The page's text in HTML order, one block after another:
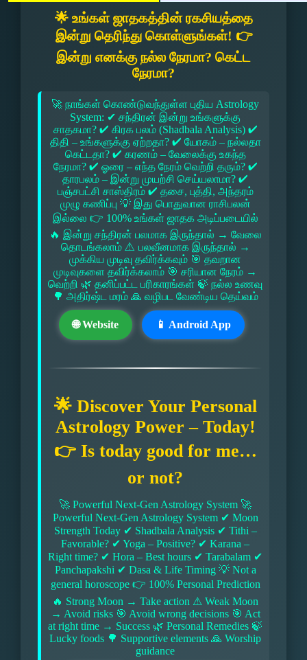
🌟 உங்கள் ஜாதகத்தின் ரகசியத்தை
இன்று தெரிந்து கொள்ளுங்கள்! 👉
இன்று எனக்கு நல்ல நேரமா? கெட்ட
நேரமா?
🚀 நாங்கள் கொண்டுவந்துள்ள புதிய Astrology
System: ✔ சந்திரன் இன்று உங்களுக்கு
சாதகமா? ✔ கிரக பலம் (Shadbala Analysis) ✔
திதி – உங்களுக்கு ஏற்றதா? ✔ யோகம் – நல்லதா
கெட்டதா? ✔ கரணம் – வேலைக்கு உகந்த
நேரமா? ✔ ஓரை – எந்த நேரம் வெற்றி தரும்? ✔
தாரபலம் – இன்று முயற்சி செய்யலாமா? ✔
பஞ்சபட்சி சாஸ்திரம் ✔ தசை, புத்தி, அந்தரம்
முழு கணிப்பு 💡 இது பொதுவான ராசிபலன்
இல்லை 👉 100% உங்கள் ஜாதக அடிப்படையில்
🔥 இன்று சந்திரன் பலமாக இருந்தால் → வேலை
தொடங்கலாம் ⚠ பலவீனமாக இருந்தால் →
முக்கிய முடிவு தவிர்க்கவும் 🎯 தவறான
முடிவுகளை தவிர்க்கலாம் 🎯 சரியான நேரம் →
வெற்றி 🌿 தனிப்பட்ட பரிகாரங்கள் 🍃 நல்ல உணவு
🌳 அதிர்ஷ்ட மரம் 🙏 வழிபட வேண்டிய தெய்வம்
🌐 Website 📱 Android App
🌟 Discover Your Personal
Astrology Power – Today!
👉 Is today good for me…
or not?
🚀 Powerful Next-Gen Astrology System 🚀
Powerful Next-Gen Astrology System ✔ Moon
Strength Today ✔ Shadbala Analysis ✔ Tithi –
Favorable? ✔ Yoga – Positive? ✔ Karana –
Right time? ✔ Hora – Best hours ✔ Tarabalam ✔
Panchapakshi ✔ Dasa & Life Timing 💡 Not a
general horoscope 👉 100% Personal Prediction
🔥 Strong Moon → Take action ⚠ Weak Moon
→ Avoid risks 🎯 Avoid wrong decisions 🎯 Act
at right time → Success 🌿 Personal Remedies 🍃
Lucky foods 🌳 Supportive elements 🙏 Worship
guidance